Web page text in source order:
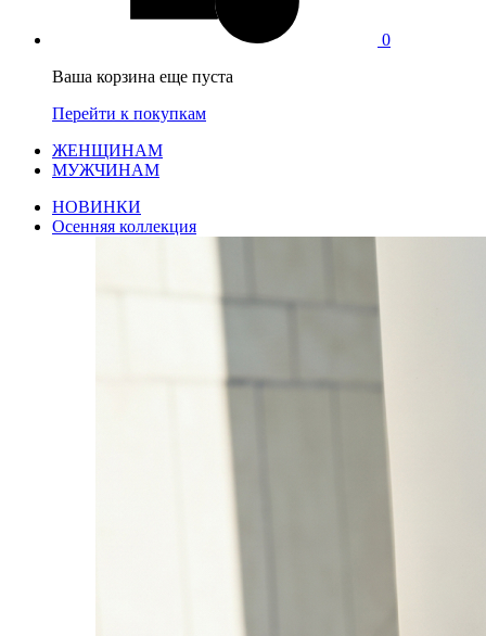
0
Ваша корзина еще пуста
Перейти к покупкам
ЖЕНЩИНАМ
МУЖЧИНАМ
НОВИНКИ
Осенняя коллекция